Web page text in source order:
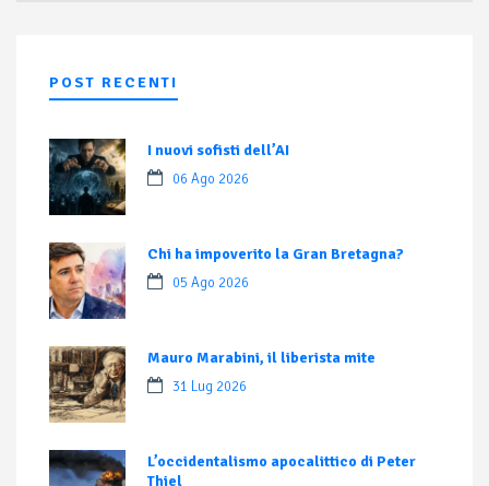
POST RECENTI
I nuovi sofisti dell’AI
06 Ago 2026
Chi ha impoverito la Gran Bretagna?
05 Ago 2026
Mauro Marabini, il liberista mite
31 Lug 2026
L’occidentalismo apocalittico di Peter
Thiel